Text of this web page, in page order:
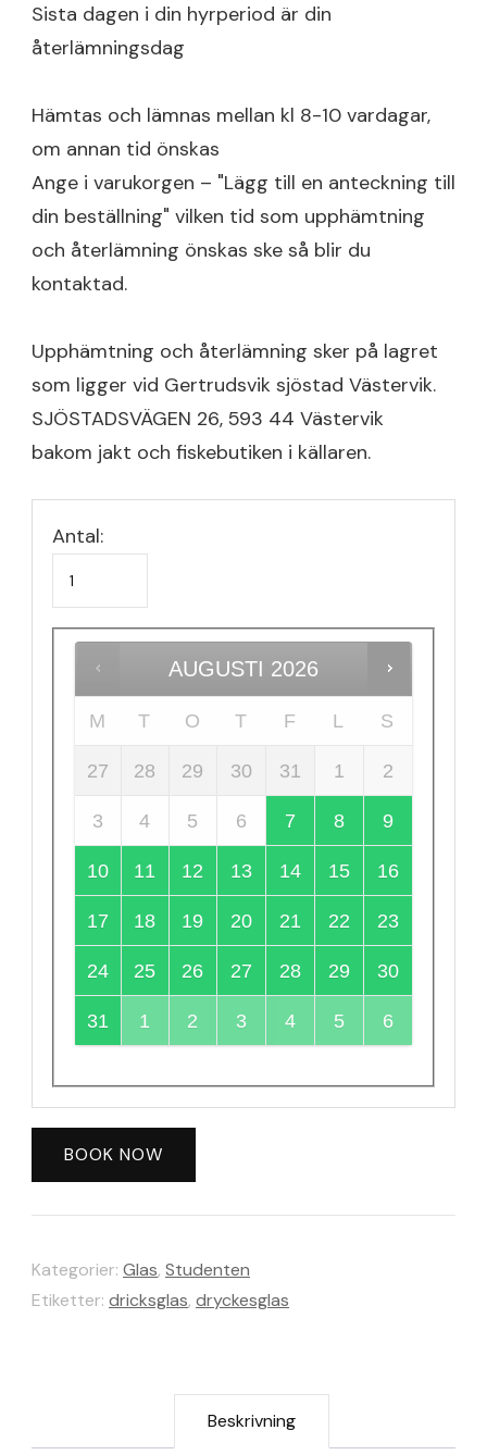
Sista dagen i din hyrperiod är din
återlämningsdag
Hämtas och lämnas mellan kl 8-10 vardagar,
om annan tid önskas
Ange i varukorgen – "Lägg till en anteckning till
din beställning" vilken tid som upphämtning
och återlämning önskas ske så blir du
kontaktad.
Upphämtning och återlämning sker på lagret
som ligger vid Gertrudsvik sjöstad Västervik.
SJÖSTADSVÄGEN 26, 593 44 Västervik
bakom jakt och fiskebutiken i källaren.
Antal:
AUGUSTI 2026
M T O T F L S
27 28 29 30 31 1 2
3 4 5 6 7 8 9
10 11 12 13 14 15 16
17 18 19 20 21 22 23
24 25 26 27 28 29 30
31 1 2 3 4 5 6
BOOK NOW
Kategorier: Glas, Studenten
Etiketter: dricksglas, dryckesglas
Beskrivning